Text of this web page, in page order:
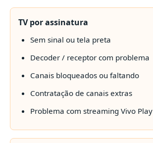
TV por assinatura
Sem sinal ou tela preta
Decoder / receptor com problema
Canais bloqueados ou faltando
Contratação de canais extras
Problema com streaming Vivo Play